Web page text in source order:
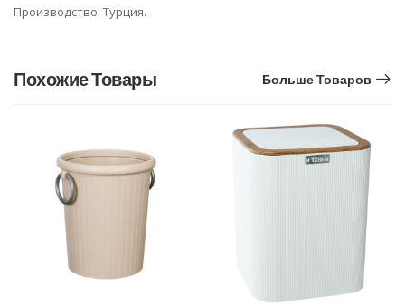
Производство: Турция.
Похожие Товары Больше Товаров